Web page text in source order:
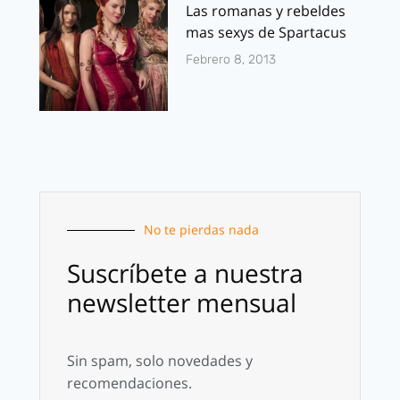
Las romanas y rebeldes
mas sexys de Spartacus
Febrero 8, 2013
No te pierdas nada
Suscríbete a nuestra
newsletter mensual
Sin spam, solo novedades y
recomendaciones.